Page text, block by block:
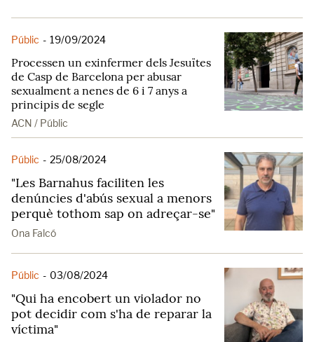
Públic - 19/09/2024
Processen un exinfermer dels Jesuïtes
de Casp de Barcelona per abusar
sexualment a nenes de 6 i 7 anys a
principis de segle
ACN / Públic
Públic - 25/08/2024
"Les Barnahus faciliten les
denúncies d'abús sexual a menors
perquè tothom sap on adreçar-se"
Ona Falcó
Públic - 03/08/2024
"Qui ha encobert un violador no
pot decidir com s'ha de reparar la
víctima"